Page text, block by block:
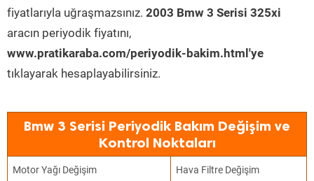
fiyatlarıyla uğraşmazsınız. 2003 Bmw 3 Serisi 325xi
aracın periyodik fiyatını,
www.pratikaraba.com/periyodik-bakim.html'ye
tıklayarak hesaplayabilirsiniz.
Bmw 3 Serisi Periyodik Bakım Değişim ve
Kontrol Noktaları
Motor Yağı Değişim Hava Filtre Değişim